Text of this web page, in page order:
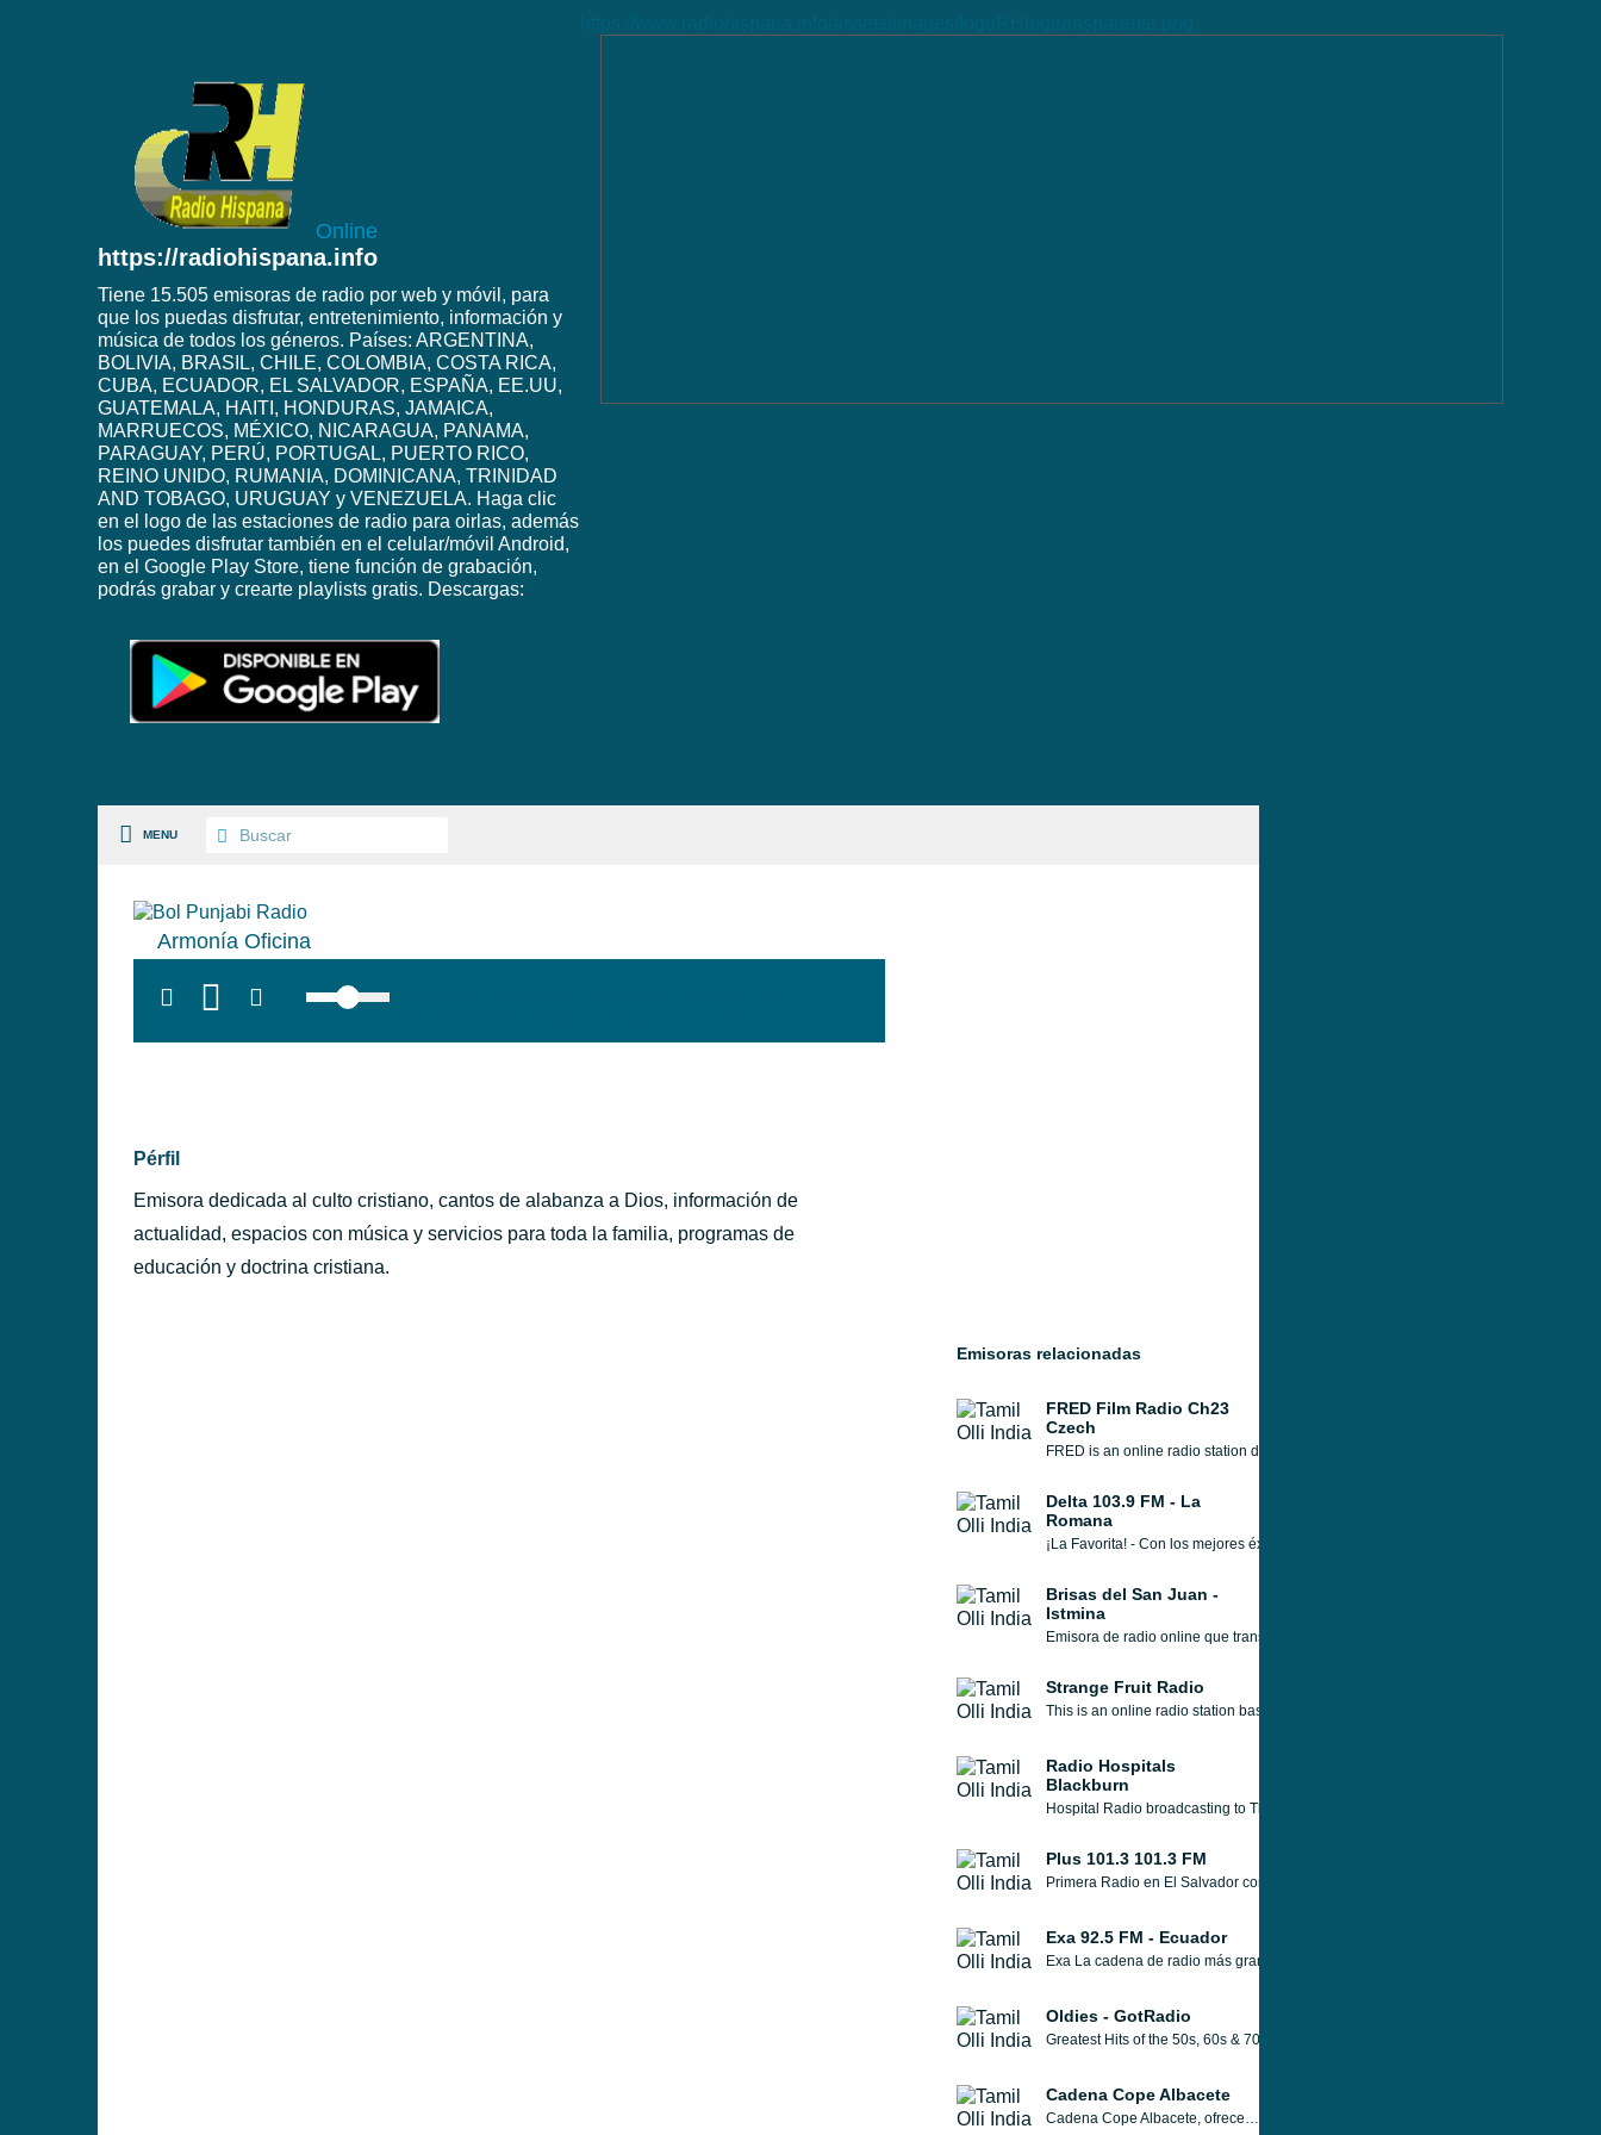
Online
https://radiohispana.info
Tiene 15.505 emisoras de radio por web y móvil, para
que los puedas disfrutar, entretenimiento, información y
música de todos los géneros. Países: ARGENTINA,
BOLIVIA, BRASIL, CHILE, COLOMBIA, COSTA RICA,
CUBA, ECUADOR, EL SALVADOR, ESPAÑA, EE.UU,
GUATEMALA, HAITI, HONDURAS, JAMAICA,
MARRUECOS, MÉXICO, NICARAGUA, PANAMA,
PARAGUAY, PERÚ, PORTUGAL, PUERTO RICO,
REINO UNIDO, RUMANIA, DOMINICANA, TRINIDAD
AND TOBAGO, URUGUAY y VENEZUELA. Haga clic
en el logo de las estaciones de radio para oirlas, además
los puedes disfrutar también en el celular/móvil Android,
en el Google Play Store, tiene función de grabación,
podrás grabar y crearte playlists gratis. Descargas:
MENU
Armonía Oficina
Pérfil
Emisora dedicada al culto cristiano, cantos de alabanza a Dios, información de
actualidad, espacios con música y servicios para toda la familia, programas de
educación y doctrina cristiana.
Emisoras relacionadas
FRED Film Radio Ch23
Czech
FRED is an online radio station dedicated to cinema, film festivals and movies. It
Delta 103.9 FM - La
Romana
¡La Favorita! - Con los mejores éxitos las 24 horas del día en tu radio, pc, tableta o
Brisas del San Juan -
Istmina
Emisora de radio online que transmite desde Istmina, con una programación
Strange Fruit Radio
This is an online radio station based in United Kingodm. The station that inspired by
Radio Hospitals
Blackburn
Hospital Radio broadcasting to The Royal Blackburn Hospital.
Plus 101.3 101.3 FM
Primera Radio en El Salvador con un formato de mezclas latinas, con
Exa 92.5 FM - Ecuador
Exa La cadena de radio más grande de México, contamos con más de 70
Oldies - GotRadio
Greatest Hits of the 50s, 60s & 70s. GotRadio is a FREE music streaming service,
Cadena Cope Albacete
Cadena Cope Albacete, ofrece programas e información local, con conexiones informativas nacionales a la central COPE.